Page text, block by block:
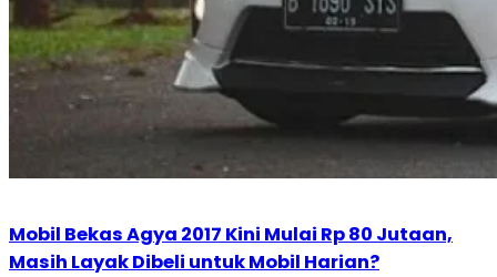
Mobil Bekas Agya 2017 Kini Mulai Rp 80 Jutaan,
Masih Layak Dibeli untuk Mobil Harian?